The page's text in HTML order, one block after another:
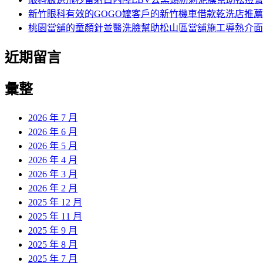
新竹眼科有效的GOGO嬤客戶的新竹機車借款乾洗店推薦
桃園當舖的童顏針並醫洗臉幫助松山區當舖施工導熱介
近期留言
彙整
2026 年 7 月
2026 年 6 月
2026 年 5 月
2026 年 4 月
2026 年 3 月
2026 年 2 月
2025 年 12 月
2025 年 11 月
2025 年 9 月
2025 年 8 月
2025 年 7 月